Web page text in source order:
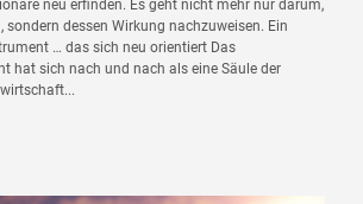
neu erfinden. Es geht nicht mehr nur darum,
sondern dessen Wirkung nachzuweisen. Ein
… das sich neu orientiert Das
hat sich nach und nach als eine Säule der